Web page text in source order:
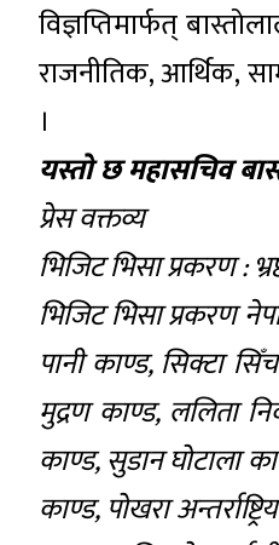
विज्ञप्तिमार्फत्
राजनीतिक, आर्थिक,
।
यस्तो छ महासचिव
प्रेस वक्तव्य
भिजिट भिसा प्रकरण :
भिजिट भिसा प्रकरण
पानी काण्ड, सिक्टा
मुद्रण काण्ड, ललिता
काण्ड, सुडान घोटाला
काण्ड, पोखरा